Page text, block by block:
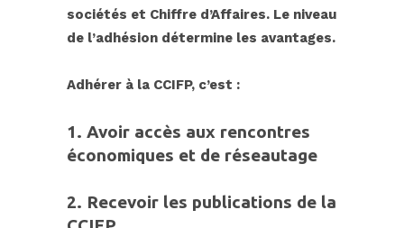
sociétés et Chiffre d’Affaires. Le niveau
de l’adhésion détermine les avantages.
Adhérer à la CCIFP, c’est :
1. Avoir accès aux rencontres
économiques et de réseautage
2. Recevoir les publications de la